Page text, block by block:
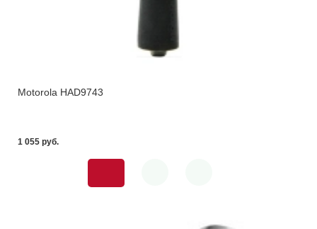
Motorola HAD9743
1 055 pуб.